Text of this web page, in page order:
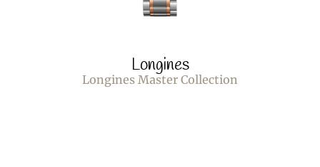
Longines
Longines Master Collection